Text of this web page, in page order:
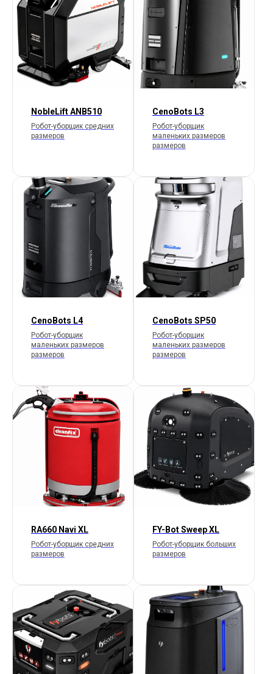
NobleLift ANB510
Робот-уборщик средних
размеров
CenoBots L3
Робот-уборщик
маленьких размеров
размеров
CenoBots L4
Робот-уборщик
маленьких размеров
размеров
CenoBots SP50
Робот-уборщик
маленьких размеров
размеров
RA660 Navi XL
Робот-уборщик средних
размеров
FY-Bot Sweep XL
Робот-уборщик больших
размеров